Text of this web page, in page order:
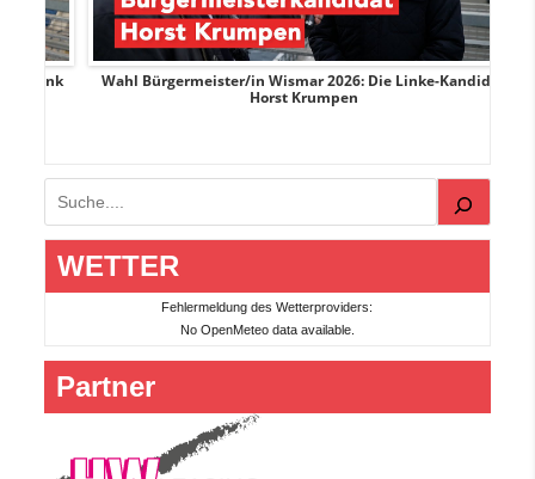
Wahl Bürgermeister/in Wismar 2026: Die Linke-Kandidat
Horst Krumpen
Suchen
WETTER
Fehlermeldung des Wetterproviders:
No OpenMeteo data available.
Partner